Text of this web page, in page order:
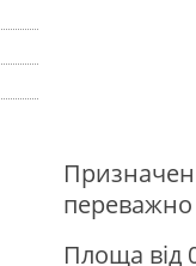
переважно
Площа від